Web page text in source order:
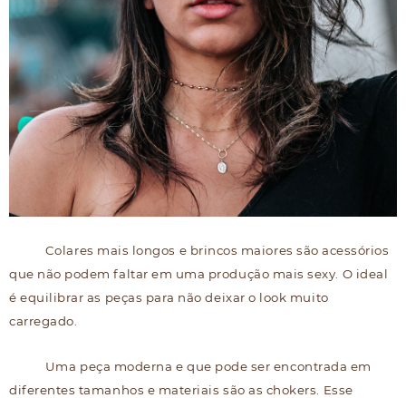
Colares mais longos e brincos maiores são acessórios
que não podem faltar em uma produção mais sexy. O ideal
é equilibrar as peças para não deixar o look muito
carregado.
Uma peça moderna e que pode ser encontrada em
diferentes tamanhos e materiais são as chokers. Esse